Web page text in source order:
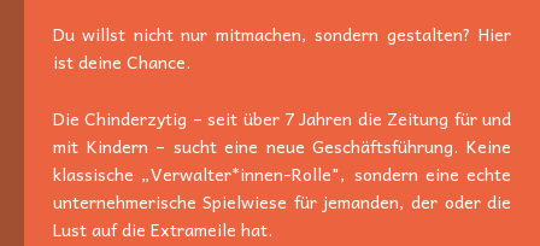
Du willst nicht nur mitmachen, sondern gestalten? Hier
ist deine Chance.
Die Chinderzytig – seit über 7 Jahren die Zeitung für und
mit Kindern – sucht eine neue Geschäftsführung. Keine
klassische „Verwalter*innen-Rolle", sondern eine echte
unternehmerische Spielwiese für jemanden, der oder die
Lust auf die Extrameile hat.